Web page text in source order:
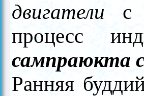
двигатели с
процесс
сампраюкта
Ранняя